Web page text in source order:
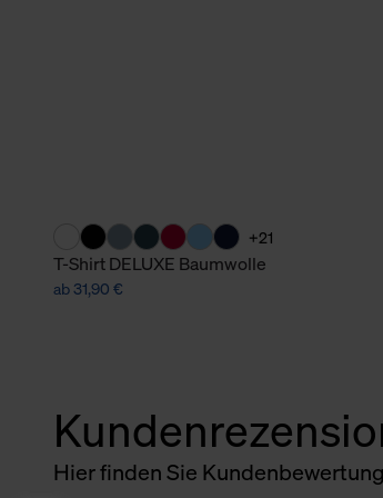
+21
T-Shirt DELUXE Baumwolle
ab 31,90 €
Hier finden Sie